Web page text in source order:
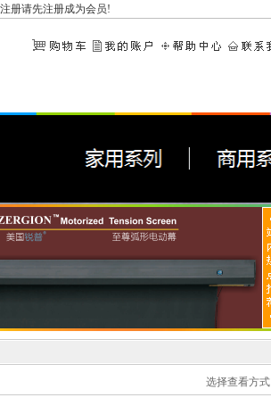
注册请先注册成为会员!
选择查看方式